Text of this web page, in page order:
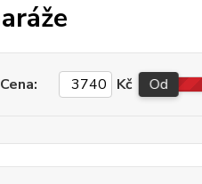
Cena: Kč Od